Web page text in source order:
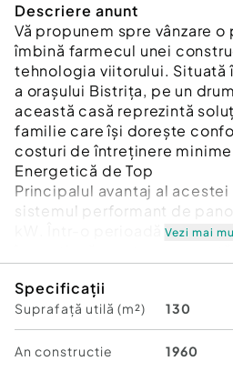
Descriere anunt
Vă propunem spre vânzare
îmbină farmecul unei
tehnologia viitorului. Situată
a orașului Bistrița, pe un
această casă reprezintă
familie care își dorește
costuri de întreținere
Energetică de Top
Principalul avantaj al
sistemul performant de
kW. Într-o perioadă în care
acoperind cu ușurință
posibilitatea de a încărca
de a minimiza facturile
-Detalii Tehnice și
Vezi mai
Specificații
Suprafață utilă (m²) 130
An constructie 1960